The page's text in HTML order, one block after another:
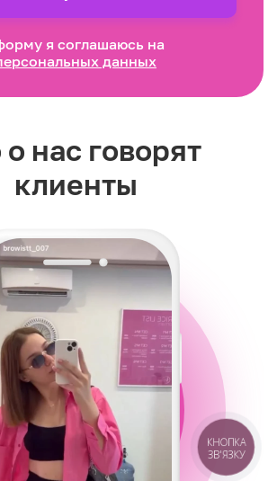
я соглашаюсь на
данных
о нас говорят
клиенты
КНОПКА
ЗВ'ЯЗКУ